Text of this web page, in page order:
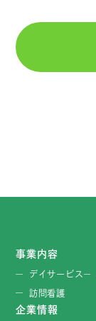
事業内容
デイサービス
訪問看護
企業情報